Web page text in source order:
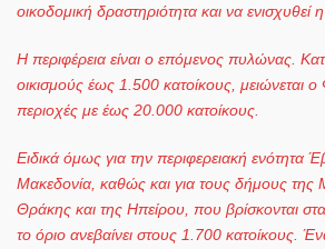
οικοδομική δραστηριότητα και να ενισχυθεί
Η περιφέρεια είναι ο επόμενος πυλώνας.
οικισμούς έως 1.500 κατοίκους, μειώνεται ο
περιοχές με έως 20.000 κατοίκους.
Ειδικά όμως για την περιφερειακή ενότητα
Μακεδονία, καθώς και για τους δήμους της
Θράκης και της Ηπείρου, που βρίσκονται
το όριο ανεβαίνει στους 1.700 κατοίκους.